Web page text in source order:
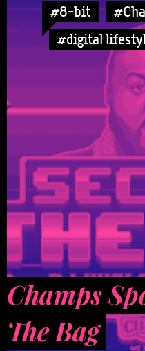
#8-bit
#digital
Champs
The Bag